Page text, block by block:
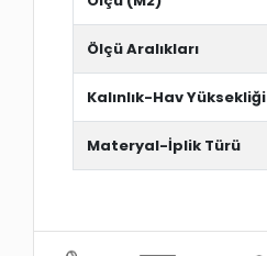
Ölçü Aralıkları
Kalınlık-Hav Yüksekliği
Materyal-İplik Türü